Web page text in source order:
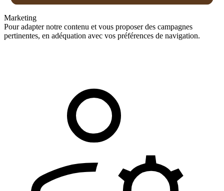
Marketing
Pour adapter notre contenu et vous proposer des campagnes
pertinentes, en adéquation avec vos préférences de navigation.